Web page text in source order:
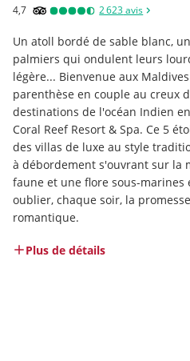
4,7 2 623avis
Un atoll bordé de sable blanc,
palmiers qui ondulent leurs
légère... Bienvenue aux
parenthèse en couple au creux
destinations de l'océan Indien
Coral Reef Resort & Spa. Ce 5
des villas de luxe au style
à débordement s'ouvrant sur la
faune et une flore sous-marines
oublier, chaque soir, la
romantique.
Plus de détails